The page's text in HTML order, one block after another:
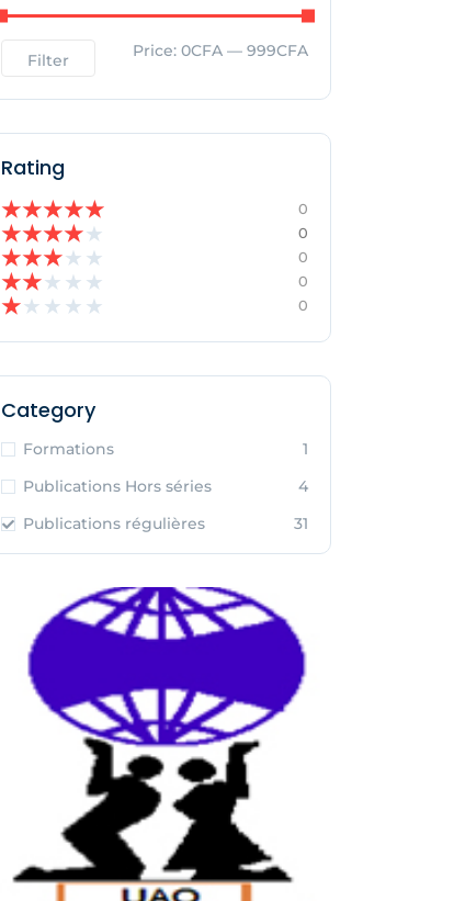
Filter Price: 0CFA — 999CFA
Rating
★★★★★ 0
★★★★★ 0
★★★★ ★ 0
★★★ ★ ★ 0
★★ ★ ★ ★ 0
Category
Formations
1
Publications Hors séries
4
Publications régulières
31